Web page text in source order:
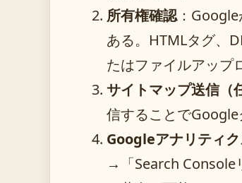
所有権確認：Google
ある。HTMLタグ、
たはファイルアップ
サイトマップ送信（
信することでGoogle
Googleアナリティ
→「Search Console